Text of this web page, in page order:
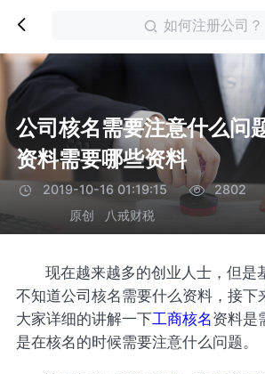
如何注册公司？
公司核名需要注意什么问
资料需要哪些资料
2019-10-16 01:19:15
2802
原创
八戒财税
现在越来越多的创业人士，但是
不知道公司核名需要什么资料，接下
大家详细的讲解一下工商核名资料是
是在核名的时候需要注意什么问题。